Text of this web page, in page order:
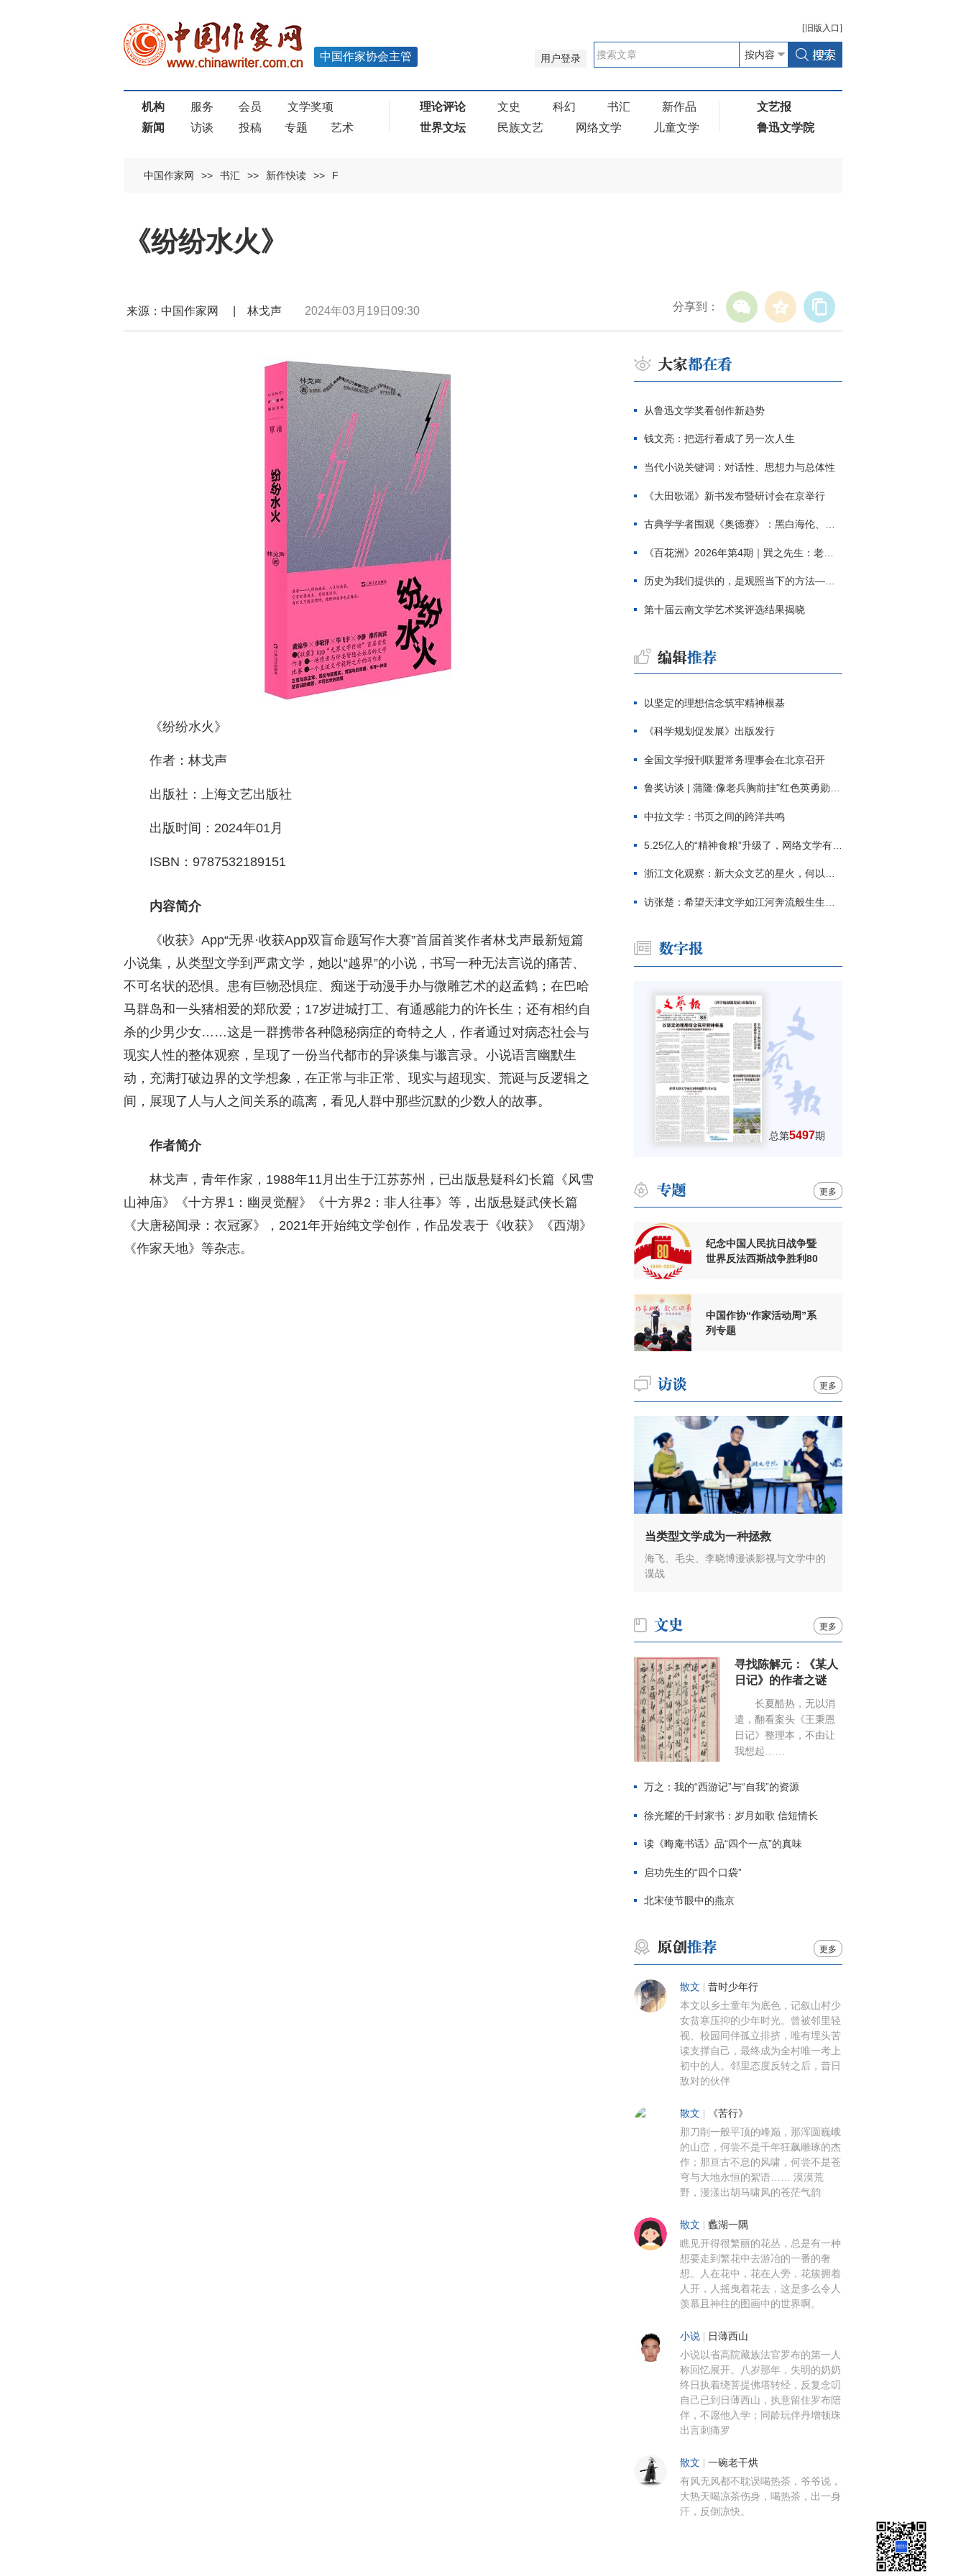
[ 旧版 入口]
用户登录
中国作家协会主管
机构 服务 会员
文学奖项
新闻
访谈 投稿 专题 艺术
理论评论 文史 科幻 书汇
新作品
世界文坛
民族文艺 网络文学 儿童文学
文艺报
鲁迅文学院
中国作家网 >> 书汇 >> 新作快读 >> F
《纷纷水火》
分享到：
来源：中国作家网 | 林戈声 2024年03月19日09:30
《纷纷水火》
作者：林戈声
出版社：上海文艺出版社
出版时间：2024年01月
ISBN：9787532189151
内容简介
《收获》App“无界·收获App双盲命题写作大赛”首届首奖作者林戈声最新短篇
小说集，从类型文学到严肃文学，她以“越界”的小说，书写一种无法言说的痛苦、
不可名状的恐惧。患有巨物恐惧症、痴迷于动漫手办与微雕艺术的赵孟鹤；在巴哈
马群岛和一头猪相爱的郑欣爱；17岁进城打工、有通感能力的许长生；还有相约自
杀的少男少女……这是一群携带各种隐秘病症的奇特之人，作者通过对病态社会与
现实人性的整体观察，呈现了一份当代都市的异谈集与谶言录。小说语言幽默生
动，充满打破边界的文学想象，在正常与非正常、现实与超现实、荒诞与反逻辑之
间，展现了人与人之间关系的疏离，看见人群中那些沉默的少数人的故事。
作者简介
林戈声，青年作家，1988年11月出生于江苏苏州，已出版悬疑科幻长篇《风雪
山神庙》《十方界1：幽灵觉醒》《十方界2：非人往事》等，出版悬疑武侠长篇
《大唐秘闻录：衣冠冢》，2021年开始纯文学创作，作品发表于《收获》《西湖》
《作家天地》等杂志。
从鲁迅文学奖看创作新趋势
钱文亮：把远行看成了另一次人生
当代小说关键词：对话性、思想力与总体性
《大田歌谣》新书发布暨研讨会在京举行
古典学学者围观《奥德赛》：黑白海伦、佩涅罗佩的别针与神秘入侵者
《百花洲》2026年第4期｜巽之先生：老兵朱向前侧记三题
历史为我们提供的，是观照当下的方法——历史题材非虚构写作多人谈
第十届云南文学艺术奖评选结果揭晓
以坚定的理想信念筑牢精神根基
《科学规划促发展》出版发行
全国文学报刊联盟常务理事会在北京召开
鲁奖访谈 | 蒲隆:像老兵胸前挂"红色英勇勋章"
中拉文学：书页之间的跨洋共鸣
5.25亿人的“精神食粮”升级了，网络文学有了哪些新变化？
浙江文化观察：新大众文艺的星火，何以燎原？
访张楚：希望天津文学如江河奔流般生生不息
总第5497期
更多
纪念中国人民抗日战争暨
世界反法西斯战争胜利80
中国作协“作家活动周”系
列专题
更多
当类型文学成为一种拯救
海飞、毛尖、李晓博漫谈影视与文学中的
谍战
更多
寻找陈解元：《某人
日记》的作者之谜
长夏酷热，无以消
遣，翻看案头《王秉恩
日记》整理本，不由让
我想起……
万之：我的“西游记”与“自我”的资源
徐光耀的千封家书：岁月如歌 信短情长
读《晦庵书话》品“四个一点”的真味
启功先生的“四个口袋”
北宋使节眼中的燕京
更多
散文 昔时少年行
本文以乡土童年为底色，记叙山村少
女贫寒压抑的少年时光。曾被邻里轻
视、校园同伴孤立排挤，唯有埋头苦
读支撑自己，最终成为全村唯一考上
初中的人。邻里态度反转之后，昔日
敌对的伙伴
散文 《苦行》
那刀削一般平顶的峰巅，那浑圆巍峨
的山峦，何尝不是千年狂飙雕琢的杰
作；那亘古不息的风啸，何尝不是苍
穹与大地永恒的絮语…… 漠漠荒
野，漫漾出胡马啸风的苍茫气韵
散文 蠡湖一隅
瞧见开得很繁丽的花丛，总是有一种
想要走到繁花中去游冶的一番的奢
想。人在花中，花在人旁，花簇拥着
人开，人摇曳着花去，这是多么令人
羡慕且神往的图画中的世界啊。
小说 日薄西山
小说以省高院藏族法官罗布的第一人
称回忆展开。八岁那年，失明的奶奶
终日执着绕菩提佛塔转经，反复念叨
自己已到日薄西山，执意留住罗布陪
伴，不愿他入学；同龄玩伴丹增顿珠
出言刺痛罗
散文 一碗老干烘
有风无风都不耽误喝热茶，爷爷说，
大热天喝凉茶伤身，喝热茶，出一身
汗，反倒凉快。